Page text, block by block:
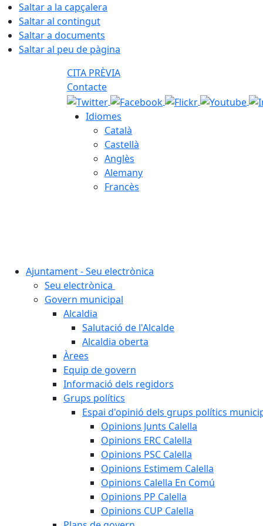
Saltar a la capçalera
Saltar al contingut
Saltar a documents
Saltar al peu de pàgina
CITA PRÈVIA
Contacte
Idiomes
Català
Castellà
Anglès
Alemany
Francès
Ajuntament - Seu electrònica
Seu electrònica
Govern municipal
Alcaldia
Salutació de l'Alcalde
Alcaldia oberta
Àrees
Equip de govern
Informació dels regidors
Grups polítics
Espai d'opinió dels grups polítics
Opinions Junts Calella
Opinions ERC Calella
Opinions PSC Calella
Opinions Estimem Calella
Opinions Calella En Comú
Opinions PP Calella
Opinions CUP Calella